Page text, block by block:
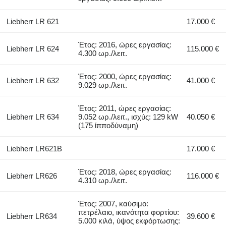
Liebherr LR 621 17.000 €
Liebherr LR 624
Έτος: 2016, ώρες εργασίας:
4.300 ωρ./λειτ.
115.000 €
Liebherr LR 632
Έτος: 2000, ώρες εργασίας:
9.029 ωρ./λειτ.
41.000 €
Liebherr LR 634
Έτος: 2011, ώρες εργασίας:
9.052 ωρ./λειτ., ισχύς: 129 kW
(175 ίπποδύναμη)
40.050 €
Liebherr LR621B 17.000 €
Liebherr LR626
Έτος: 2018, ώρες εργασίας:
4.310 ωρ./λειτ.
116.000 €
Liebherr LR634
Έτος: 2007, καύσιμο:
πετρέλαιο, ικανότητα φορτίου:
5.000 κιλά, ύψος εκφόρτωσης:
39.600 €